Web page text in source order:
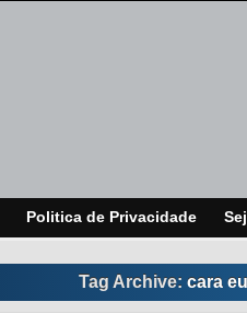
Politica de Privacidade
Tag Archive: cara